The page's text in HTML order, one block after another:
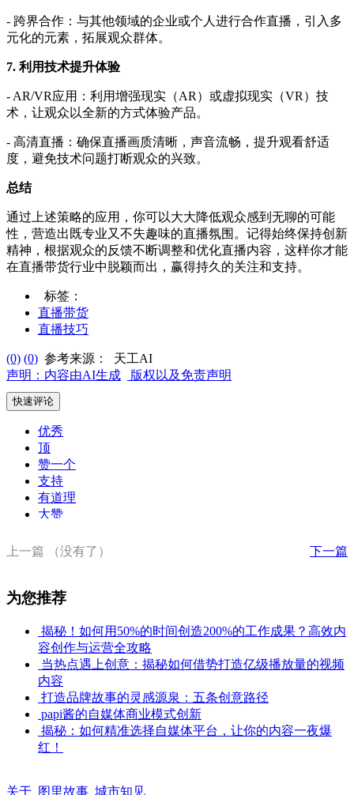
- 跨界合作：与其他领域的企业或个人进行合作直播，引入多
元化的元素，拓展观众群体。
7. 利用技术提升体验
- AR/VR应用：利用增强现实（AR）或虚拟现实（VR）技
术，让观众以全新的方式体验产品。
- 高清直播：确保直播画质清晰，声音流畅，提升观看舒适
度，避免技术问题打断观众的兴致。
总结
通过上述策略的应用，你可以大大降低观众感到无聊的可能
性，营造出既专业又不失趣味的直播氛围。记得始终保持创新
精神，根据观众的反馈不断调整和优化直播内容，这样你才能
在直播带货行业中脱颖而出，赢得持久的关注和支持。
标签：
直播带货
直播技巧
(0) (0) 参考来源：
天工AI
声明：内容由AI生成
版权以及免责声明
快速评论
优秀
顶
赞一个
支持
有道理
大赞
喜欢
上一篇 （没有了） 下一篇
为您推荐
揭秘！如何用50%的时间创造200%的工作成果？高效内
容创作与运营全攻略
当热点遇上创意：揭秘如何借势打造亿级播放量的视频
内容
打造品牌故事的灵感源泉：五条创意路径
papi酱的自媒体商业模式创新
揭秘：如何精准选择自媒体平台，让你的内容一夜爆
红！
关于 图里故事 城市知见